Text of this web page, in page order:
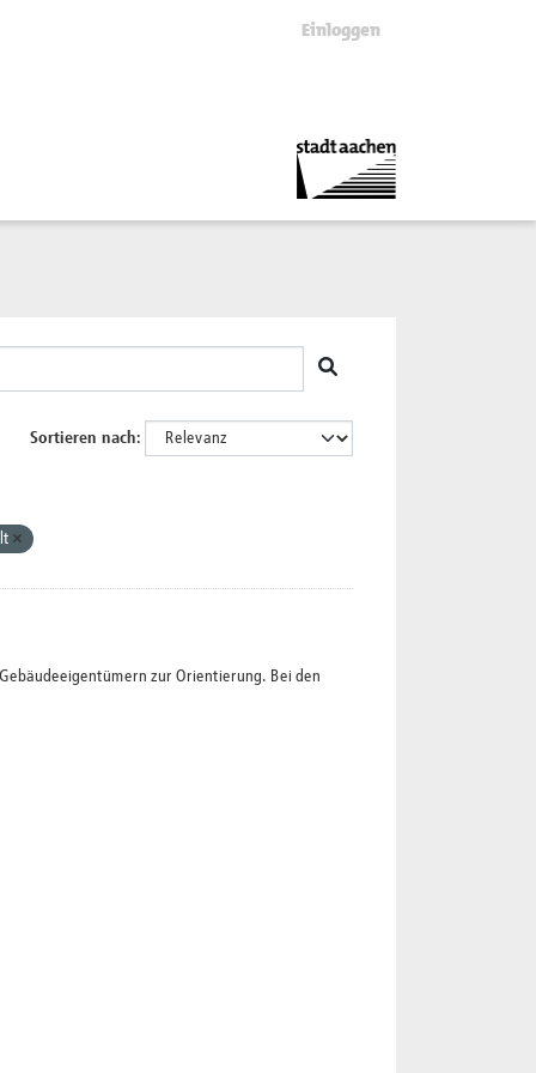
Einloggen
Sortieren nach
zur Orientierung. Bei den